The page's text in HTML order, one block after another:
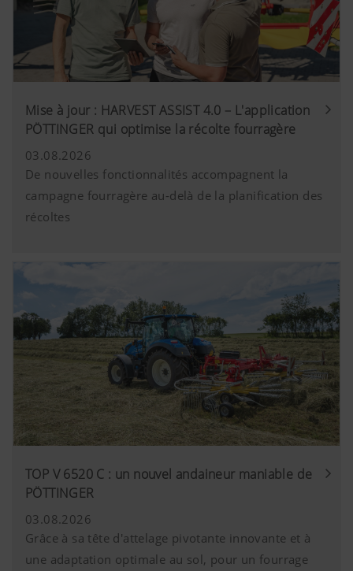
Mise à jour : HARVEST ASSIST 4.0 – L'application
PÖTTINGER qui optimise la récolte fourragère
03.08.2026
De nouvelles fonctionnalités accompagnent la
campagne fourragère au-delà de la planification des
récoltes
TOP V 6520 C : un nouvel andaineur maniable de
PÖTTINGER
03.08.2026
Grâce à sa tête d'attelage pivotante innovante et à
une adaptation optimale au sol, pour un fourrage